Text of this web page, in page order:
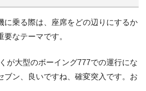
に乗る際は、座席をどの辺りにするか
なテーマです。
が大型のボーイング777での運行にな
ブン、良いですね、確変突入です。お